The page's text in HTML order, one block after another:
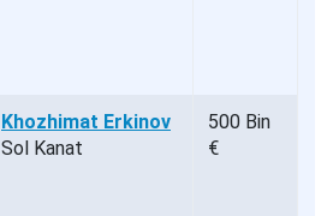
Khozhimat Erkinov
Sol Kanat
500 Bin
€